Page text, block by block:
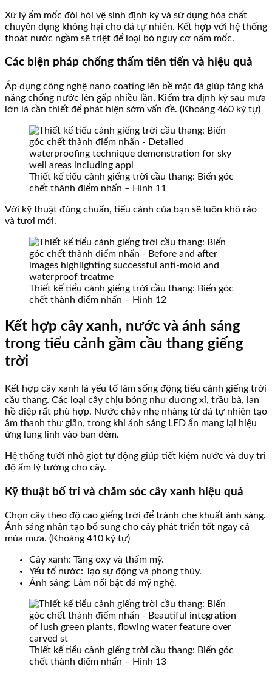
Xử lý ẩm mốc đòi hỏi vệ sinh định kỳ và sử dụng hóa chất
chuyên dụng không hại cho đá tự nhiên. Kết hợp với hệ thống
thoát nước ngầm sẽ triệt để loại bỏ nguy cơ nấm mốc.
Các biện pháp chống thấm tiên tiến và hiệu quả
Áp dụng công nghệ nano coating lên bề mặt đá giúp tăng khả
năng chống nước lên gấp nhiều lần. Kiểm tra định kỳ sau mưa
lớn là cần thiết để phát hiện sớm vấn đề. (Khoảng 460 ký tự)
Thiết kế tiểu cảnh giếng trời cầu thang: Biến góc
chết thành điểm nhấn – Hình 11
Với kỹ thuật đúng chuẩn, tiểu cảnh của bạn sẽ luôn khô ráo
và tươi mới.
Thiết kế tiểu cảnh giếng trời cầu thang: Biến góc
chết thành điểm nhấn – Hình 12
Kết hợp cây xanh, nước và ánh sáng
trong tiểu cảnh gầm cầu thang giếng
trời
Kết hợp cây xanh là yếu tố làm sống động tiểu cảnh giếng trời
cầu thang. Các loại cây chịu bóng như dương xỉ, trầu bà, lan
hồ điệp rất phù hợp. Nước chảy nhẹ nhàng từ đá tự nhiên tạo
âm thanh thư giãn, trong khi ánh sáng LED ẩn mang lại hiệu
ứng lung linh vào ban đêm.
Hệ thống tưới nhỏ giọt tự động giúp tiết kiệm nước và duy trì
độ ẩm lý tưởng cho cây.
Kỹ thuật bố trí và chăm sóc cây xanh hiệu quả
Chọn cây theo độ cao giếng trời để tránh che khuất ánh sáng.
Ánh sáng nhân tạo bổ sung cho cây phát triển tốt ngay cả
mùa mưa. (Khoảng 410 ký tự)
Cây xanh: Tăng oxy và thẩm mỹ.
Yếu tố nước: Tạo sự động và phong thủy.
Ánh sáng: Làm nổi bật đá mỹ nghệ.
Thiết kế tiểu cảnh giếng trời cầu thang: Biến góc
chết thành điểm nhấn – Hình 13